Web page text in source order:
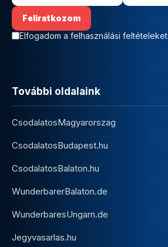
Elfogadom a felhasználási feltételeket
További oldalaink
CsodalatosMagyarorszag
CsodalatosBudapest.hu
CsodalatosBalaton.hu
WunderbarerBalaton.de
WunderbaresUngarn.de
Jegyvasarlas.hu